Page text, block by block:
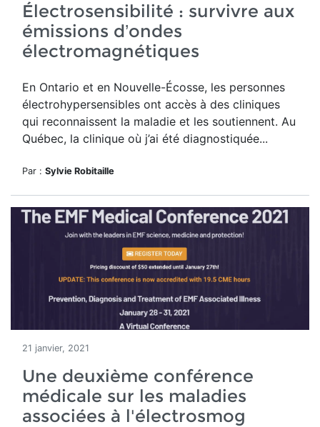
Électrosensibilité : survivre aux
émissions d’ondes
électromagnétiques
En Ontario et en Nouvelle-Écosse, les personnes
électrohypersensibles ont accès à des cliniques
qui reconnaissent la maladie et les soutiennent. Au
Québec, la clinique où j’ai été diagnostiquée...
Par : Sylvie Robitaille
21 janvier, 2021
Une deuxième conférence
médicale sur les maladies
associées à l'électrosmog